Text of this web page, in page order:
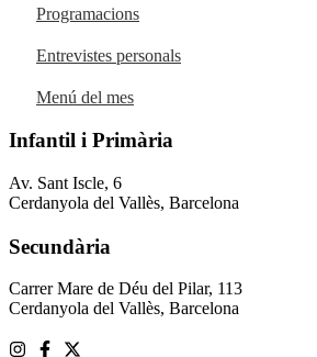
Programacions
Entrevistes personals
Menú del mes
Infantil i Primària
Av. Sant Iscle, 6
Cerdanyola del Vallès, Barcelona
Secundària
Carrer Mare de Déu del Pilar, 113
Cerdanyola del Vallès, Barcelona